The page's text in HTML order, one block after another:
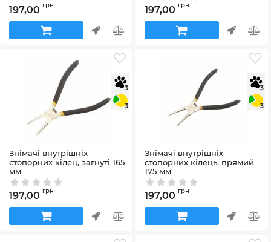
197,00 грн 197,00 грн
3
3
Знімачі внутрішніх
стопорних кілец, загнуті 165
мм
Артикул:10082
197,00 грн
3
3
Знімачі внутрішніх
стопорних кілець, прямий
175 мм
Артикул:10077
197,00 грн